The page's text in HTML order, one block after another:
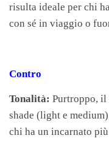
risulta ideale per chi
con sé in viaggio o
Contro
Tonalità: Purtroppo, il
shade (light e
chi ha un incarnato